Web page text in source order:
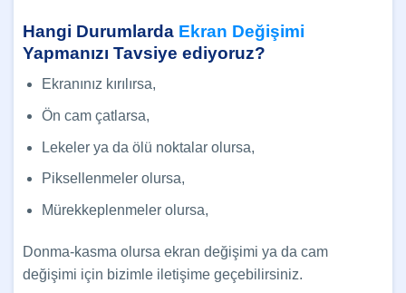
Hangi Durumlarda Ekran Değişimi
Yapmanızı Tavsiye ediyoruz?
Ekranınız kırılırsa,
Ön cam çatlarsa,
Lekeler ya da ölü noktalar olursa,
Piksellenmeler olursa,
Mürekkeplenmeler olursa,
Donma-kasma olursa ekran değişimi ya da cam
değişimi için bizimle iletişime geçebilirsiniz.